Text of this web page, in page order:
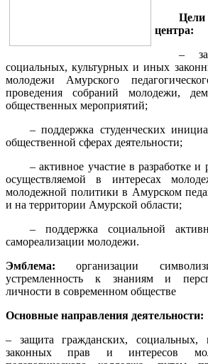
центра:
–
социальных, культурных и иных
молодежи Амурского
проведения собраний молодежи,
общественных мероприятий;
– поддержка студенческих
общественной сферах деятельности;
– активное участие в разработке
осуществляемой в интересах
молодежной политики в Амурском
и на территории Амурской области;
– поддержка социальной
самореализации молодежи.
Эмблема: организации
устремленность к знаниям и
личности в современном обществе
Основные направления деятельности:
– защита гражданских,
законных прав и интересов